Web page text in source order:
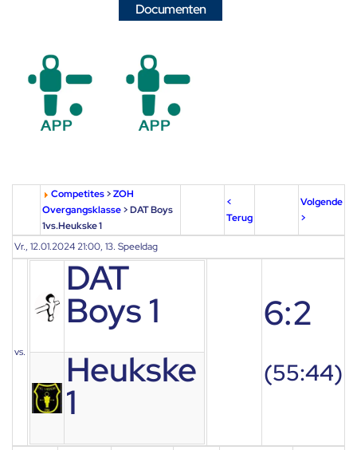
Documenten
Competites>ZOH
Overgangsklasse> DAT Boys
1vs.Heukske 1
<
Terug
Volgende
>
Vr., 12.01.2024 21:00, 13. Speeldag
vs.
DAT
Boys 1
Heukske
1
6:2
(55:44)